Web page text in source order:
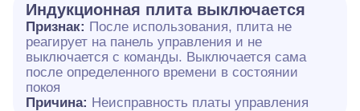
Индукционная плита выключается
Признак: После использования, плита не
реагирует на панель управления и не
выключается с команды. Выключается сама
после определенного времени в состоянии
покоя
Причина: Неисправность платы управления